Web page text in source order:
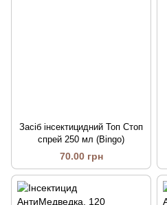
Засіб інсектицидний Топ Стоп
спрей 250 мл (Bingo)
70.00 грн